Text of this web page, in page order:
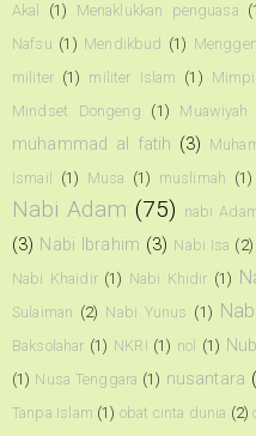
Akal
(1) Menaklukkan penguasa
Nafsu (1) Mendikbud (1)
militer (1) militer Islam (1)
Mindset Dongeng
(1)
muhammad al fatih (3)
Ismail
(1) Musa (1) muslimah (1)
Nabi Adam (75) nabi
(3) Nabi Ibrahim (3) Nabi Isa (2)
Nabi Khaidir (1) Nabi Khidir (1)
Sulaiman (2) Nabi Yunus (1)
Baksolahar (1) NKRI (1) nol (1)
(1) Nusa Tenggara (1) nusantara
Tanpa Islam (1) obat cinta dunia (2)